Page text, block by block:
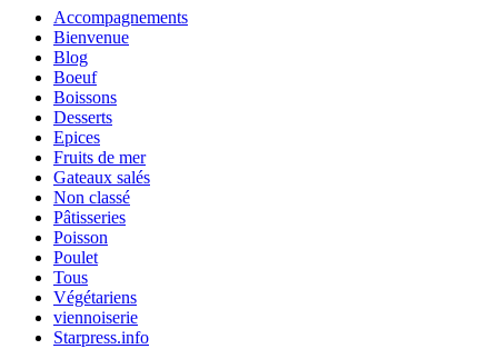
Accompagnements
Bienvenue
Blog
Boeuf
Boissons
Desserts
Epices
Fruits de mer
Gateaux salés
Non classé
Pâtisseries
Poisson
Poulet
Tous
Végétariens
viennoiserie
Starpress.info